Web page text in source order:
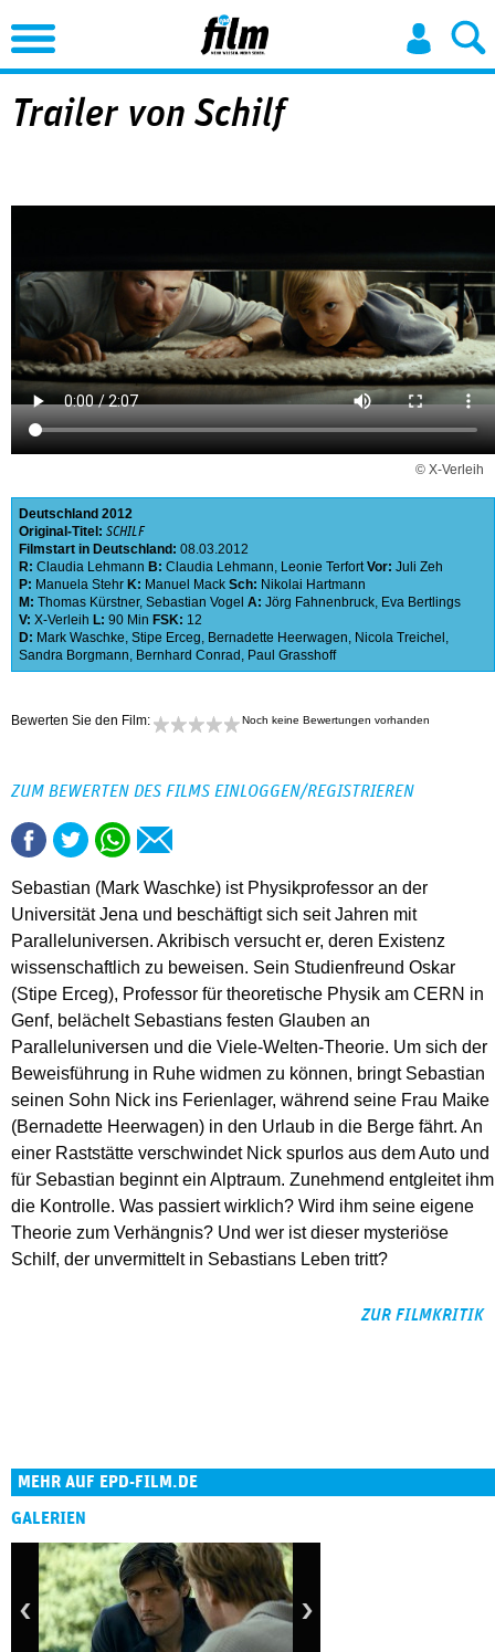
Jump to Navigation
Trailer von Schilf
© X-Verleih
Deutschland 2012
Original-Titel: SCHILF
Filmstart in Deutschland: 08.03.2012
R: Claudia Lehmann B: Claudia Lehmann, Leonie Terfort Vor: Juli Zeh
P: Manuela Stehr K: Manuel Mack Sch: Nikolai Hartmann
M: Thomas Kürstner, Sebastian Vogel A: Jörg Fahnenbruck, Eva Bertlings
V: X-Verleih L: 90 Min FSK: 12
D: Mark Waschke, Stipe Erceg, Bernadette Heerwagen, Nicola Treichel ,
Sandra Borgmann, Bernhard Conrad , Paul Grasshoff
Bewerten Sie den Film: Noch keine Bewertungen vorhanden
ZUM BEWERTEN DES FILMS EINLOGGEN/REGISTRIEREN
Sebastian (Mark Waschke) ist Physikprofessor an der
Universität Jena und beschäftigt sich seit Jahren mit
Paralleluniversen. Akribisch versucht er, deren Existenz
wissenschaftlich zu beweisen. Sein Studienfreund Oskar
(Stipe Erceg), Professor für theoretische Physik am CERN in
Genf, belächelt Sebastians festen Glauben an
Paralleluniversen und die Viele-Welten-Theorie. Um sich der
Beweisführung in Ruhe widmen zu können, bringt Sebastian
seinen Sohn Nick ins Ferienlager, während seine Frau Maike
(Bernadette Heerwagen) in den Urlaub in die Berge fährt. An
einer Raststätte verschwindet Nick spurlos aus dem Auto und
für Sebastian beginnt ein Alptraum. Zunehmend entgleitet ihm
die Kontrolle. Was passiert wirklich? Wird ihm seine eigene
Theorie zum Verhängnis? Und wer ist dieser mysteriöse
Schilf, der unvermittelt in Sebastians Leben tritt?
ZUR FILMKRITIK
MEHR AUF EPD-FILM.DE
GALERIEN